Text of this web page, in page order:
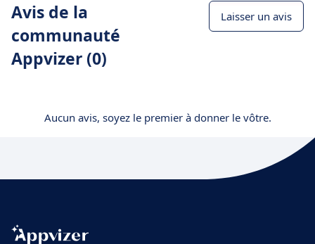
Avis de la
communauté
Appvizer (0)
Laisser un avis
Aucun avis, soyez le premier à donner le vôtre.